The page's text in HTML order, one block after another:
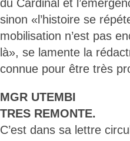
du Cardinal et
sinon «l’histoire se
mobilisation n’est pas
là», se lamente la
connue pour être très
MGR UTEMBI
TRES REMONTE.
C’est dans sa lettre